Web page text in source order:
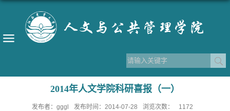
2014年人文学院科研喜报（一）
发布者：gggl 发布时间：2014-07-28 浏览次数： 1172